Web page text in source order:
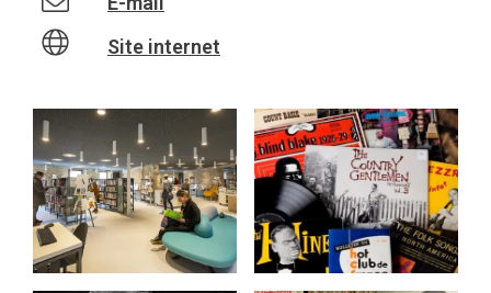
Site internet